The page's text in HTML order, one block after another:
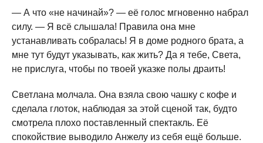
— А что «не начинай»? — её голос мгновенно набрал
силу. — Я всё слышала! Правила она мне
устанавливать собралась! Я в доме родного брата, а
мне тут будут указывать, как жить? Да я тебе, Света,
не прислуга, чтобы по твоей указке полы драить!
Светлана молчала. Она взяла свою чашку с кофе и
сделала глоток, наблюдая за этой сценой так, будто
смотрела плохо поставленный спектакль. Её
спокойствие выводило Анжелу из себя ещё больше.